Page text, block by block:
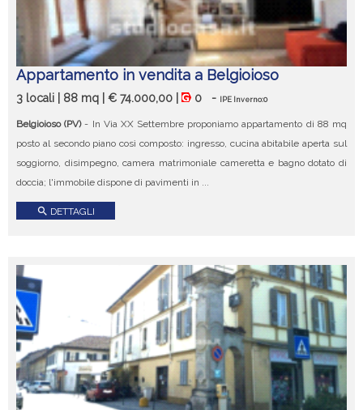
Appartamento in vendita a Belgioioso
3 locali | 88 mq | € 74.000,00 | 0 - IPE Inverno:0
Belgioioso (PV)- In Via XX Settembre proponiamo appartamento di 88 mq
posto al secondo piano così composto: ingresso, cucina abitabile aperta sul
soggiorno, disimpegno, camera matrimoniale cameretta e bagno dotato di
doccia; l'immobile dispone di pavimenti in ...
search DETTAGLI